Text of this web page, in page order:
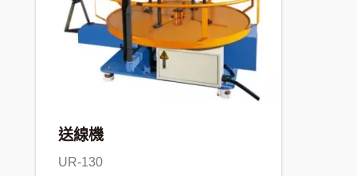
送線機
UR-130